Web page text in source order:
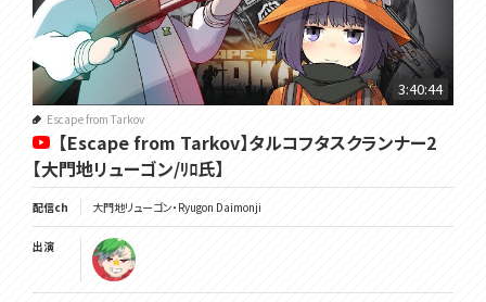
3:40:44
Escape from Tarkov
【Escape from Tarkov】タルコフタスクランナー2
【大門地リューゴン/ﾘﾛ氏】
配信ch 大門地リューゴン・Ryugon Daimonji
出演